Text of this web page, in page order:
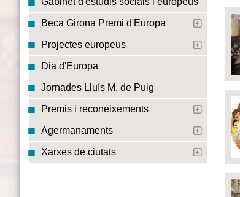
Beca Girona Premi d'Europa
Projectes europeus
Dia d'Europa
Jornades Lluís M. de Puig
Premis i reconeixements
Agermanaments
Xarxes de ciutats